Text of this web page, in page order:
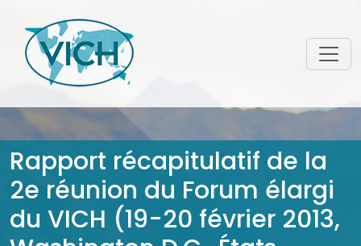
Rapport récapitulatif de la
2e réunion du Forum élargi
du VICH (19-20 février 2013,